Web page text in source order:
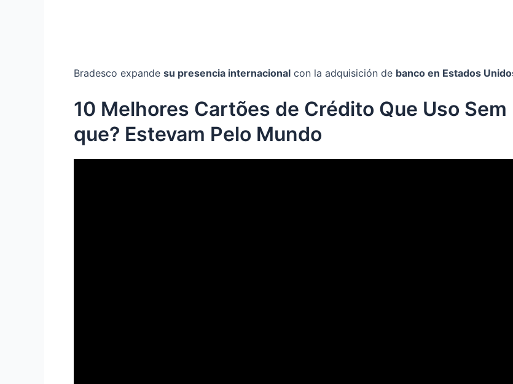
Bradesco expande su presencia internacional con la adquisición de banco en Estados
10 Melhores Cartões de Crédito Que Uso
que? Estevam Pelo Mundo